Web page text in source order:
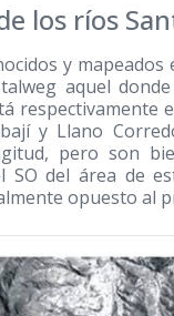
los ríos
y
aquel
y Llano
pero son
SO del área de
opuesto al